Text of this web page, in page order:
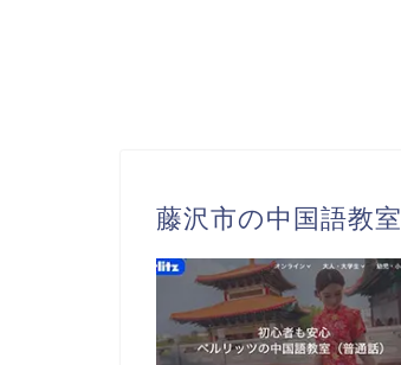
藤沢市の中国語教